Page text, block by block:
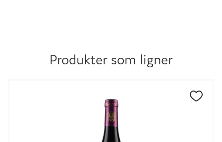
Produkter som ligner